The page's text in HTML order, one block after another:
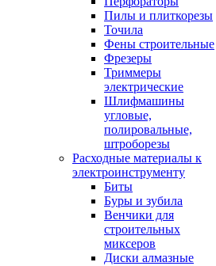
Пилы и плиткорезы
Точила
Фены строительные
Фрезеры
Триммеры
электрические
Шлифмашины
угловые,
полировальные,
штроборезы
Расходные материалы к
электроинструменту
Биты
Буры и зубила
Венчики для
строительных
миксеров
Диски алмазные